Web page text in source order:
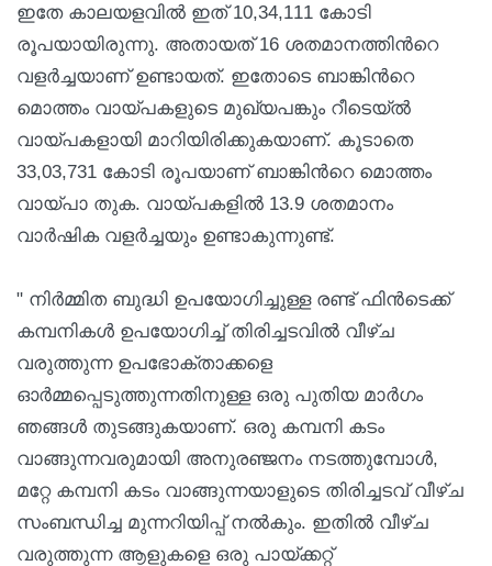
ഇതേ കാലയളവില്‍ ഇത് 10,34,111 കോടി
രൂപയായിരുന്നു. അതായത് 16 ശതമാനത്തിന്‍റെ
വളർച്ചയാണ് ഉണ്ടായത്. ഇതോടെ ബാങ്കിന്‍റെ
മൊത്തം വായ്പകളുടെ മുഖ്യപങ്കും റീടെയ്ല്‍
വായ്പകളായി മാറിയിരിക്കുകയാണ്. കൂടാതെ
33,03,731 കോടി രൂപയാണ് ബാങ്കിന്‍റെ മൊത്തം
വായ്പാ തുക. വായ്പകളില്‍ 13.9 ശതമാനം
വാര്‍ഷിക വളര്‍ച്ചയും ഉണ്ടാകുന്നുണ്ട്.
" നിർമ്മിത ബുദ്ധി ഉപയോഗിച്ചുള്ള രണ്ട് ഫിൻ‌ടെക്ക്
കമ്പനികള്‍ ഉപയോഗിച്ച്‌ തിരിച്ചടവിൽ വീഴ്ച
വരുത്തുന്ന ഉപഭോക്താക്കളെ
ഓര്‍മ്മപ്പെടുത്തുന്നതിനുള്ള ഒരു പുതിയ മാര്‍ഗം
ഞങ്ങൾ തുടങ്ങുകയാണ്. ഒരു കമ്പനി കടം
വാങ്ങുന്നവരുമായി അനുരഞ്ജനം നടത്തുമ്പോൾ,
മറ്റേ കമ്പനി കടം വാങ്ങുന്നയാളുടെ തിരിച്ചടവ് വീഴ്ച
സംബന്ധിച്ച മുന്നറിയിപ്പ് നൽകും. ഇതിൽ വീഴ്ച
വരുത്തുന്ന ആളുകളെ ഒരു പായ്ക്കറ്റ്